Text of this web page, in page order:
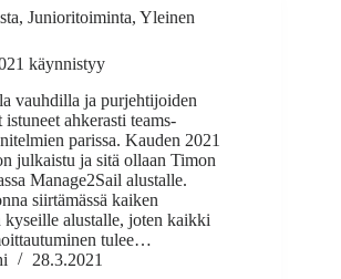
, Junioritoiminta, Yleinen
käynnistyy
vauhdilla ja purjehtijoiden
ahkerasti teams-
parissa. Kauden 2021
julkaistu ja sitä ollaan Timon
Manage2Sail alustalle.
siirtämässä kaiken
alustalle, joten kaikki
tulee…
28.3.2021